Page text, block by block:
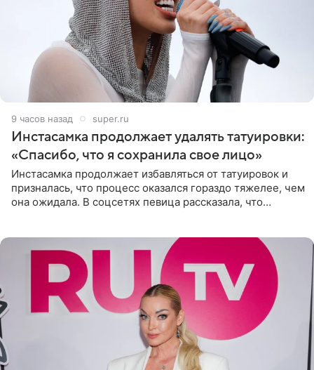
9 часов назад super.ru
Инстасамка продолжает удалять татуировки:
«Спасибо, что я сохранила свое лицо»
Инстасамка продолжает избавляться от татуировок и
призналась, что процесс оказался гораздо тяжелее, чем
она ожидала. В соцсетях певица рассказала, что